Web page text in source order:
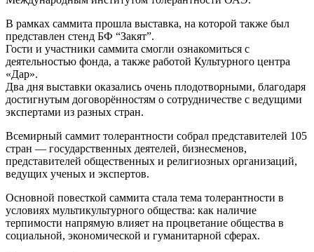
В рамках саммита прошла выставка, на которой также был
представлен стенд БФ “Закят”.
Гости и участники саммита смогли ознакомиться с
деятельностью фонда, а также работой Культурного центра
«Дар».
Два дня выставки оказались очень плодотворными, благодаря
достигнутым договорённостям о сотрудничестве с ведущими
экспертами из разных стран.
Всемирный саммит толерантности собрал представителей 105
стран — государственных деятелей, бизнесменов,
представителей общественных и религиозных организаций,
ведущих ученых и экспертов.
Основной повесткой саммита стала тема толерантности в
условиях мультикультурного общества: как наличие
терпимости напрямую влияет на процветание общества в
социальной, экономической и гуманитарной сферах.